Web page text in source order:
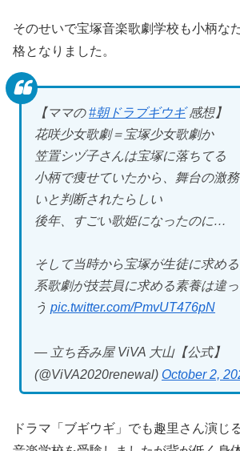
そのせいで宝塚音楽歌劇学校も小柄な
格となりました。
【ママの#朝ドラブギウギ感想】
花咲少女歌劇＝宝塚少女歌劇か
笠置シヅ子さんは宝塚に落ちてる
小柄で痩せていたから、舞台の激
いと判断されたらしい
後年、すごい歌姫になったのに…
そして当時から宝塚が生徒に求め
系歌劇が技芸員に求める素養は違
う pic.twitter.com/PmvUT476pN
— 立ち呑み屋 ViVA 大山【公式】
(@ViVA2020renewal) October 2,
ドラマ「ブギウギ」でも趣里さん演じ